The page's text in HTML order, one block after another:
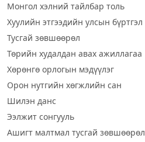
Монгол хэлний тайлбар толь
Хуулийн этгээдийн улсын бүртгэл
Тусгай зөвшөөрөл
Төрийн худалдан авах ажиллагаа
Хөрөнгө орлогын мэдүүлэг
Орон нутгийн хөгжлийн сан
Шилэн данс
Ээлжит сонгууль
Ашигт малтмал тусгай зөвшөөрөл